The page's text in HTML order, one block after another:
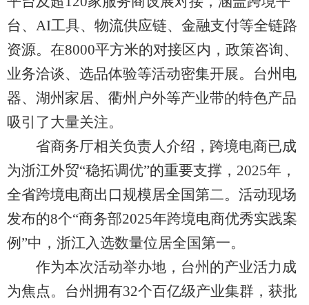
台、AI工具、物流供应链、金融支付等全链路
资源。在8000平方米的对接区内，政策咨询、
业务洽谈、选品体验等活动密集开展。台州电
器、湖州家居、衢州户外等产业带的特色产品
吸引了大量关注。
省商务厅相关负责人介绍，跨境电商已成
为浙江外贸“稳拓调优”的重要支撑，2025年，
全省跨境电商出口规模居全国第二。活动现场
发布的8个“商务部2025年跨境电商优秀实践案
例”中，浙江入选数量位居全国第一。
作为本次活动举办地，台州的产业活力成
为焦点。台州拥有32个百亿级产业集群，获批